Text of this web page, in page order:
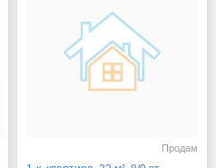
Продам